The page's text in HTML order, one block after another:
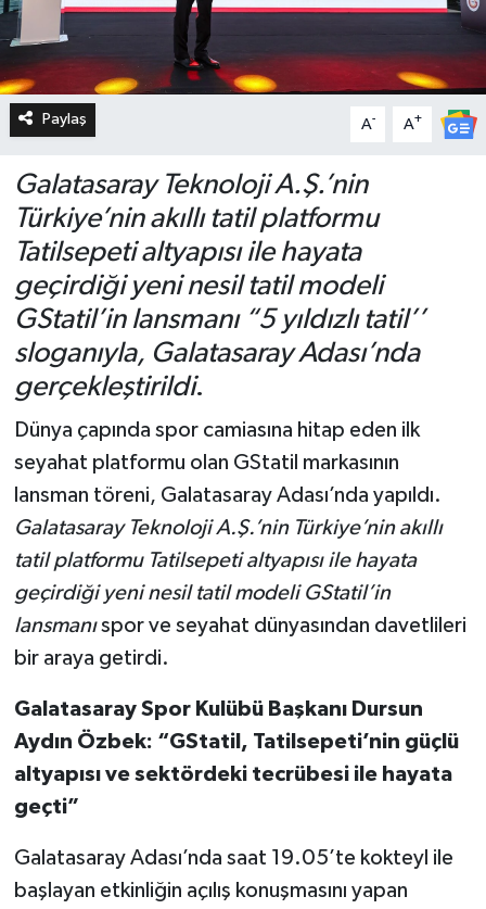
Paylaş A- A+
Galatasaray Teknoloji A.Ş.’nin
Türkiye’nin akıllı tatil platformu
Tatilsepeti altyapısı ile hayata
geçirdiği yeni nesil tatil modeli
GStatil’in lansmanı “5 yıldızlı tatil’’
sloganıyla, Galatasaray Adası’nda
gerçekleştirildi.
Dünya çapında spor camiasına hitap eden ilk
seyahat platformu olan GStatil markasının
lansman töreni, Galatasaray Adası’nda yapıldı.
Galatasaray Teknoloji A.Ş.’nin Türkiye’nin akıllı
tatil platformu Tatilsepeti altyapısı ile hayata
geçirdiği yeni nesil tatil modeli GStatil’in
lansmanıspor ve seyahat dünyasından davetlileri
bir araya getirdi.
Galatasaray Spor Kulübü Başkanı Dursun
Aydın Özbek: “GStatil, Tatilsepeti’nin güçlü
altyapısı ve sektördeki tecrübesi ile hayata
geçti”
Galatasaray Adası’nda saat 19.05’te kokteyl ile
başlayan etkinliğin açılış konuşmasını yapan